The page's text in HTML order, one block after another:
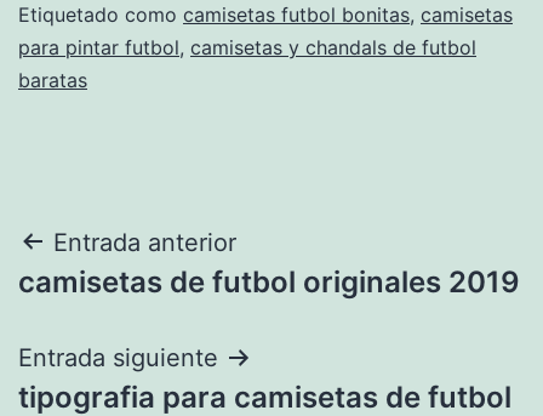
Etiquetado como camisetas futbol bonitas, camisetas
para pintar futbol, camisetas y chandals de futbol
baratas
Navegación
de
entradas
Entrada anterior
camisetas de futbol originales 2019
Entrada siguiente
tipografia para camisetas de futbol